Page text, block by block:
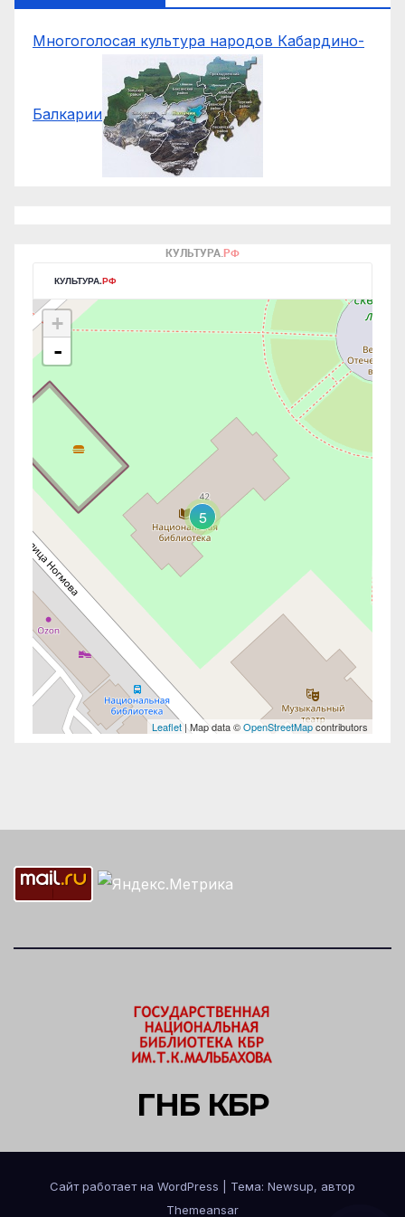
Многоголосая культура народов Кабардино-
Балкарии
ГНБ КБР
Сайт работает на WordPress
Тема: Newsup, автор
Themeansar